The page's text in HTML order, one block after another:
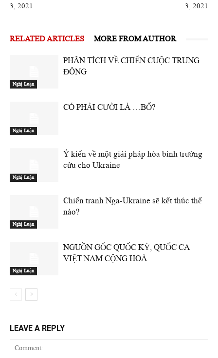
3, 2021
3, 2021
RELATED ARTICLES MORE FROM AUTHOR
Nghị Luận
PHÂN TÍCH VỀ CHIẾN CUỘC TRUNG
ĐÔNG
Nghị Luận
CÓ PHẢI CƯỜI LÀ …BỔ?
Nghị Luận
Ý kiến về một giải pháp hòa bình trường
cửu cho Ukraine
Nghị Luận
Chiến tranh Nga-Ukraine sẽ kết thúc thế
nào?
Nghị Luận
NGUỒN GỐC QUỐC KỲ, QUỐC CA
VIỆT NAM CỘNG HOÀ
LEAVE A REPLY